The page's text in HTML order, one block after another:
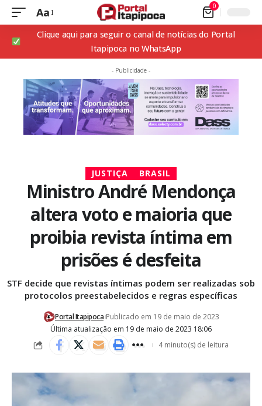
Aa 0
Clique aqui para seguir o canal de notícias do Portal
Itapipoca no WhatsApp
- Publicidade -
JUSTIÇA BRASIL
Ministro André Mendonça
altera voto e maioria que
proibia revista íntima em
prisões é desfeita
STF decide que revistas íntimas podem ser realizadas sob
protocolos preestabelecidos e regras específicas
Última atualização em 19 de maio de 2023 18:06
Portal Itapipoca Publicado em 19 de maio de 2023
4 minuto(s) de leitura